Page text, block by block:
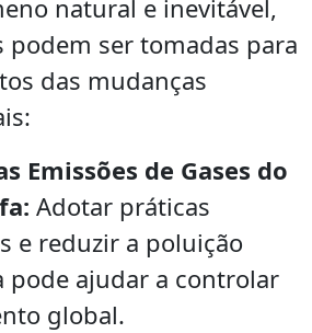
natural e inevitável,
podem ser tomadas para
das mudanças
Emissões de Gases do
Adotar práticas
e reduzir a poluição
pode ajudar a controlar
global.